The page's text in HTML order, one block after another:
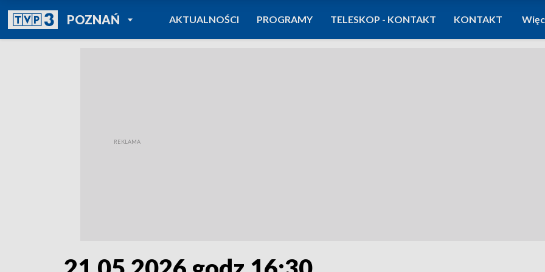
POZNAŃPOWRÓT DO
TVP REGIONY
AKTUALNOŚCI PROGRAMY TELESKOP - KONTAKT KONTAKT